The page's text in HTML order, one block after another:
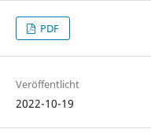
PDF
Veröffentlicht
2022-10-19